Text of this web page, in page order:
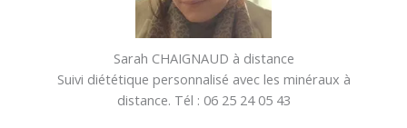
Sarah CHAIGNAUD à distance
Suivi diététique personnalisé avec les minéraux à
distance. Tél : 06 25 24 05 43